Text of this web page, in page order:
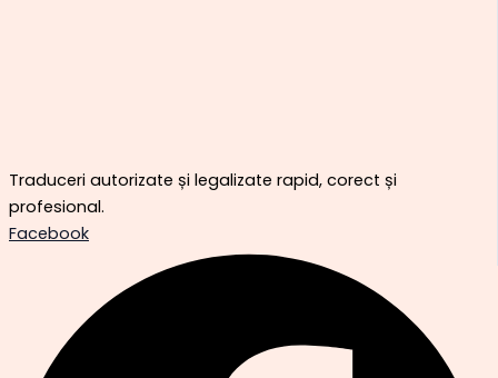
Traduceri autorizate și legalizate rapid, corect și
profesional.
Facebook